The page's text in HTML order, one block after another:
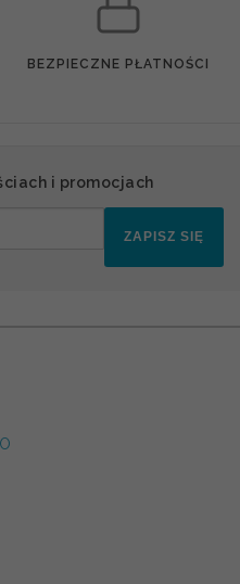
BEZPIECZNE PŁATNOŚCI
i promocjach
ZAPISZ SIĘ